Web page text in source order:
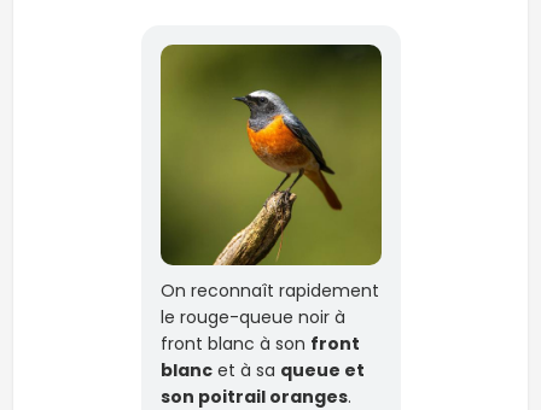
On reconnaît rapidement
le rouge-queue noir à
front blanc à son front
blancet à sa queue et
son poitrail oranges.